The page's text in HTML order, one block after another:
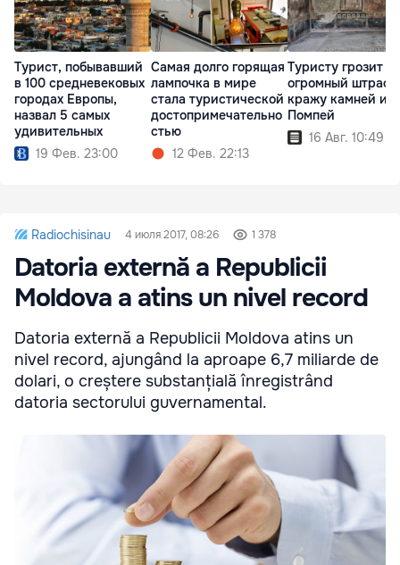
Турист, побывавший
в 100 средневековых
городах Европы,
назвал 5 самых
удивительных
19 Фев. 23:00
Самая долго горящая
лампочка в мире
cтала туристической
достопримечательно
стью
12 Фев. 22:13
Туристу грозит
огромный штраф
кражу камней из
Помпей
16 Авг. 10:49
Radiochisinau 4 июля 2017, 08:26 1 378
Datoria externă a Republicii
Moldova a atins un nivel record
Datoria externă a Republicii Moldova atins un
nivel record, ajungând la aproape 6,7 miliarde de
dolari, o creștere substanțială înregistrând
datoria sectorului guvernamental.